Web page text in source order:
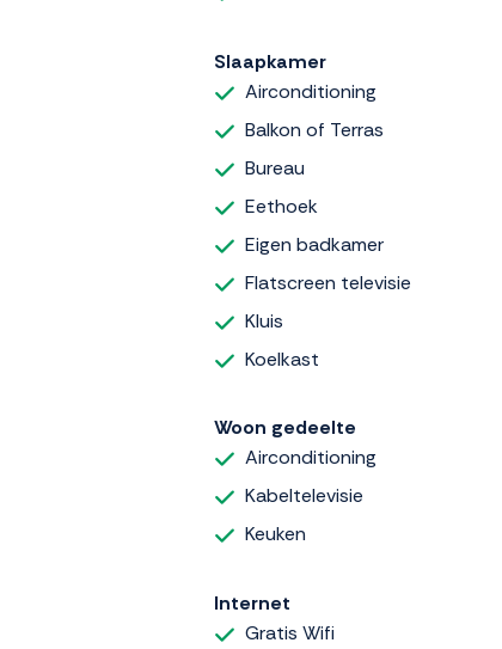
Slaapkamer
Airconditioning
Balkon of Terras
Bureau
Eethoek
Eigen badkamer
Flatscreen televisie
Kluis
Koelkast
Woon gedeelte
Airconditioning
Kabeltelevisie
Keuken
Internet
Gratis Wifi